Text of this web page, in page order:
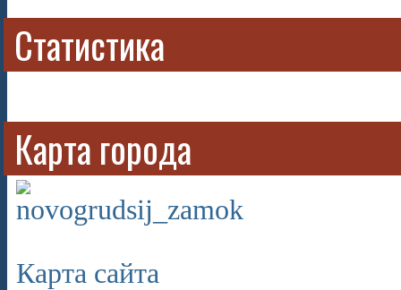
Статистика
Карта города
Карта сайта